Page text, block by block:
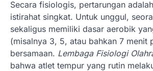
Secara fisiologis, pertarungan
istirahat singkat. Untuk unggul,
sekaligus memiliki dasar aerobik
(misalnya 3, 5, atau bahkan 7 menit
bersamaan. Lembaga Fisiologi
bahwa atlet tempur yang rutin